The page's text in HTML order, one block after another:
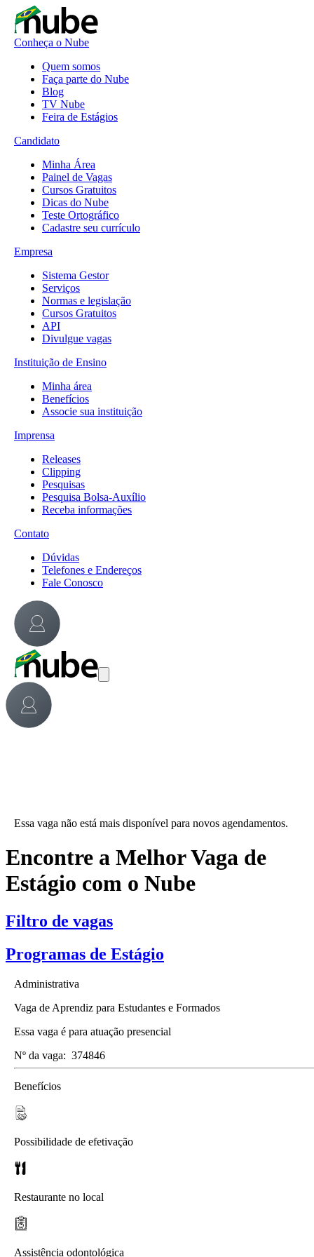
Conheça o Nube
Quem somos
Faça parte do Nube
Blog
TV Nube
Feira de Estágios
Candidato
Minha Área
Painel de Vagas
Cursos Gratuitos
Dicas do Nube
Teste Ortográfico
Cadastre seu currículo
Empresa
Sistema Gestor
Serviços
Normas e legislação
Cursos Gratuitos
API
Divulgue vagas
Instituição de Ensino
Minha área
Benefícios
Associe sua instituição
Imprensa
Releases
Clipping
Pesquisas
Pesquisa Bolsa-Auxílio
Receba informações
Contato
Dúvidas
Telefones e Endereços
Fale Conosco
Essa vaga não está mais disponível para novos agendamentos.
Encontre a Melhor Vaga de
Estágio com o Nube
Filtro de vagas
Programas de Estágio
Administrativa
Vaga de Aprendiz para Estudantes e Formados
Essa vaga é para atuação presencial
Nº da vaga: 374846
Benefícios
Possibilidade de efetivação
Restaurante no local
Assistência odontológica